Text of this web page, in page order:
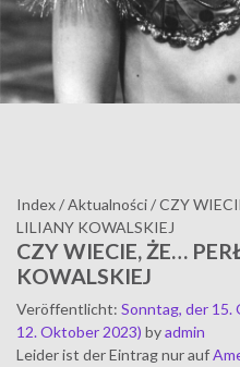
Index/Aktualności/CZY
LILIANY KOWALSKIEJ
CZY WIECIE, ŻE…
KOWALSKIEJ
Veröffentlicht: Sonntag, der 15.
12. Oktober 2023) byadmin
Leider ist der Eintrag nur auf